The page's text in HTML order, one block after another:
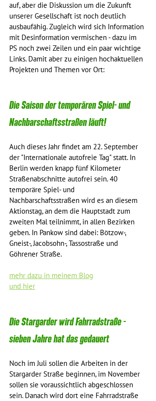
auf, aber die Diskussion um die Zukunft
unserer Gesellschaft ist noch deutlich
ausbaufähig. Zugleich wird sich Information
mit Desinformation vermischen - dazu im
PS noch zwei Zeilen und ein paar wichtige
Links. Damit aber zu einigen hochaktuellen
Projekten und Themen vor Ort:
Die Saison der temporären Spiel- und
Nachbarschaftsstraßen läuft!
Auch dieses Jahr findet am 22. September
der "Internationale autofreie Tag" statt. In
Berlin werden knapp fünf Kilometer
Straßenabschnitte autofrei sein. 40
temporäre Spiel- und
Nachbarschaftsstraßen wird es an diesem
Aktionstag, an dem die Hauptstadt zum
zweiten Mal teilnimmt, in allen Bezirken
geben. In Pankow sind dabei: Bötzow-,
Gneist-, Jacobsohn-, Tassostraße und
Göhrener Straße.
mehr dazu in meinem Blog
und hier
Die Stargarder wird Fahrradstraße -
sieben Jahre hat das gedauert
Noch im Juli sollen die Arbeiten in der
Stargarder Straße beginnen, im November
sollen sie voraussichtlich abgeschlossen
sein. Danach wird dort eine Fahrradstraße